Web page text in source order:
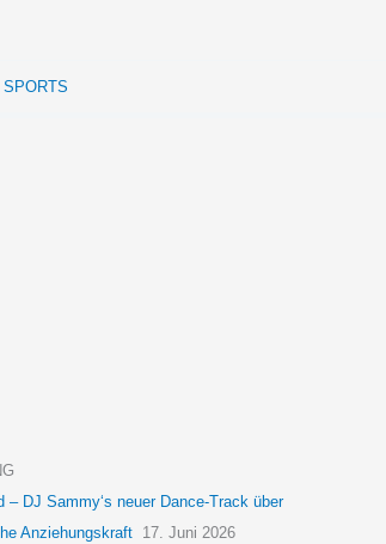
SPORTS
– DJ Sammy‘s neuer Dance-Track über
Anziehungskraft 17. Juni 2026